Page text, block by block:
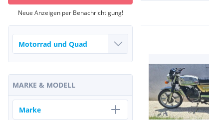
Neue Anzeigen per Benachrichtigung!
MARKE & MODELL
Marke